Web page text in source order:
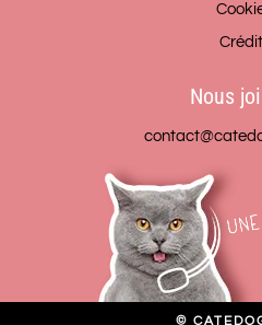
Nous
©